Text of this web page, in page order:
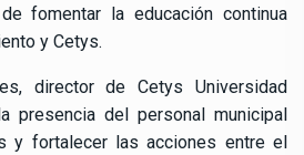
fomentar la educación continua
y Cetys.
director de Cetys Universidad
presencia del personal municipal
y fortalecer las acciones entre el